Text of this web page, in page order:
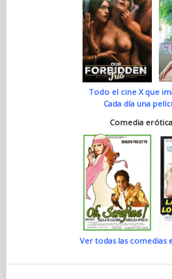
Todo el cine X que
Cada día una
Comedia
Ver todas las comedias